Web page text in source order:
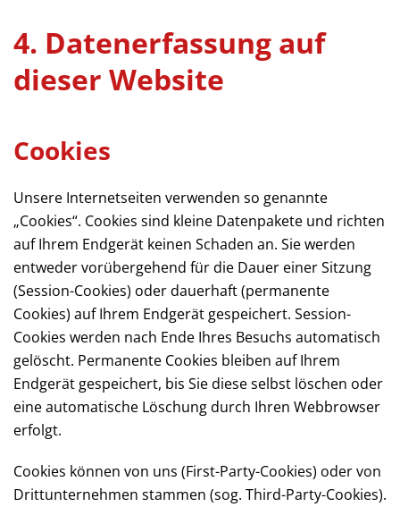
4. Datenerfassung auf
dieser Website
Cookies
Unsere Internetseiten verwenden so genannte
„Cookies“. Cookies sind kleine Datenpakete und richten
auf Ihrem Endgerät keinen Schaden an. Sie werden
entweder vorübergehend für die Dauer einer Sitzung
(Session-Cookies) oder dauerhaft (permanente
Cookies) auf Ihrem Endgerät gespeichert. Session-
Cookies werden nach Ende Ihres Besuchs automatisch
gelöscht. Permanente Cookies bleiben auf Ihrem
Endgerät gespeichert, bis Sie diese selbst löschen oder
eine automatische Löschung durch Ihren Webbrowser
erfolgt.
Cookies können von uns (First-Party-Cookies) oder von
Drittunternehmen stammen (sog. Third-Party-Cookies).